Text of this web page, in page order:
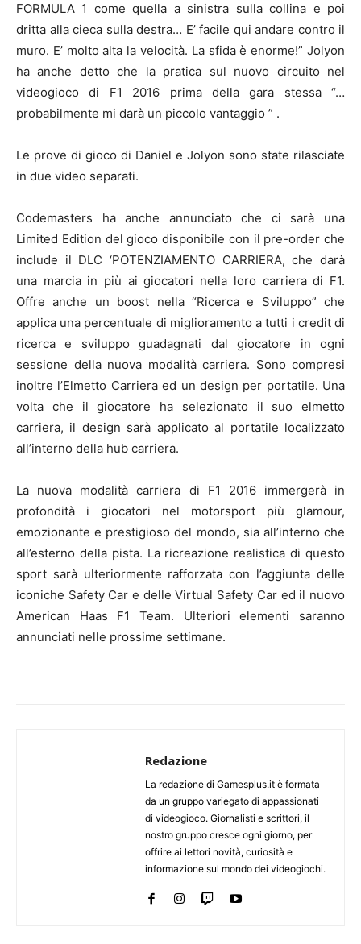
FORMULA 1 come quella a sinistra sulla collina e poi
dritta alla cieca sulla destra… E’ facile qui andare contro il
muro. E’ molto alta la velocità. La sfida è enorme!” Jolyon
ha anche detto che la pratica sul nuovo circuito nel
videogioco di F1 2016 prima della gara stessa “…
probabilmente mi darà un piccolo vantaggio ” .
Le prove di gioco di Daniel e Jolyon sono state rilasciate
in due video separati.
Codemasters ha anche annunciato che ci sarà una
Limited Edition del gioco disponibile con il pre-order che
include il DLC ‘POTENZIAMENTO CARRIERA, che darà
una marcia in più ai giocatori nella loro carriera di F1.
Offre anche un boost nella “Ricerca e Sviluppo” che
applica una percentuale di miglioramento a tutti i credit di
ricerca e sviluppo guadagnati dal giocatore in ogni
sessione della nuova modalità carriera. Sono compresi
inoltre l’Elmetto Carriera ed un design per portatile. Una
volta che il giocatore ha selezionato il suo elmetto
carriera, il design sarà applicato al portatile localizzato
all’interno della hub carriera.
La nuova modalità carriera di F1 2016 immergerà in
profondità i giocatori nel motorsport più glamour,
emozionante e prestigioso del mondo, sia all’interno che
all’esterno della pista. La ricreazione realistica di questo
sport sarà ulteriormente rafforzata con l’aggiunta delle
iconiche Safety Car e delle Virtual Safety Car ed il nuovo
American Haas F1 Team. Ulteriori elementi saranno
annunciati nelle prossime settimane.
Redazione
La redazione di Gamesplus.it è formata
da un gruppo variegato di appassionati
di videogioco. Giornalisti e scrittori, il
nostro gruppo cresce ogni giorno, per
offrire ai lettori novità, curiosità e
informazione sul mondo dei videogiochi.